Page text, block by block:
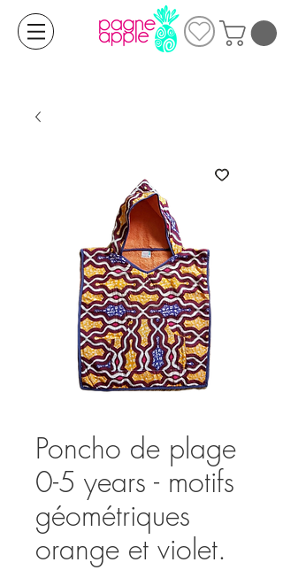
Poncho de plage
0-5 years - motifs
géométriques
orange et violet.